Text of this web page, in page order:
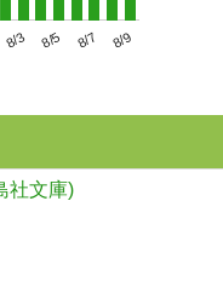
8/3 8/5 8/7 8/9
社文庫)